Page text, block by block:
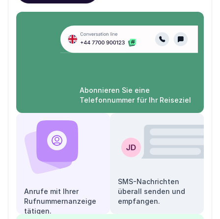
Abonnieren Sie eine
Telefonnummer für Ihr Reiseziel
Anrufe mit Ihrer
Rufnummernanzeige
tätigen.
SMS-Nachrichten
überall senden und
empfangen.